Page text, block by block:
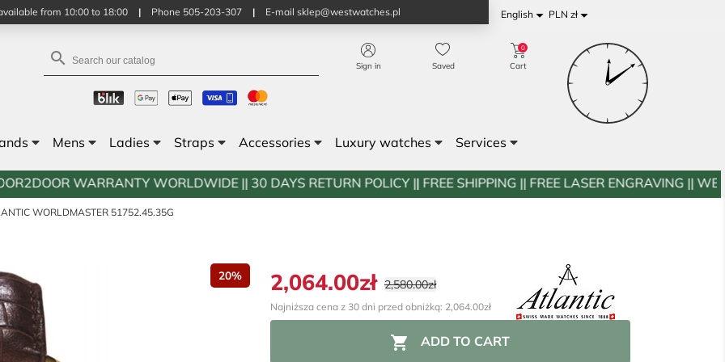
from 10:00 to 18:00 | Phone 505-203-307 | E-mail sklep@westwatches.pl English PLN zł
 Sign in Saved
0
Cart
Mens Ladies Straps Accessories Luxury watches Services
WORLDWIDE || 30 DAYS RETURN POLICY || FREE SHIPPING || FREE LASER ENGRAVING || WESTWATCHES.PL
WORLDMASTER 51752.45.35G
20% 2,064.00zł 2,580.00zł
Najniższa cena z 30 dni przed obniżką: 2,064.00zł
 ADD TO CART